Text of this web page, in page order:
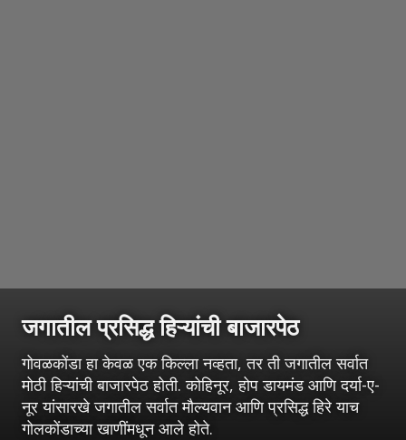
जगातील प्रसिद्ध हिऱ्यांची बाजारपेठ
गोवळकोंडा हा केवळ एक किल्ला नव्हता, तर ती जगातील सर्वात
मोठी हिऱ्यांची बाजारपेठ होती. कोहिनूर, होप डायमंड आणि दर्या-ए-
नूर यांसारखे जगातील सर्वात मौल्यवान आणि प्रसिद्ध हिरे याच
गोलकोंडाच्या खाणींमधून आले होते.